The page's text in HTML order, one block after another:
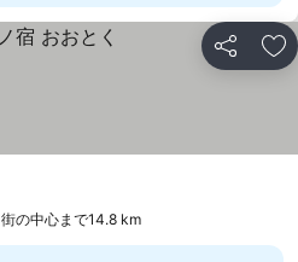
シェア お
街の中心まで14.8 km